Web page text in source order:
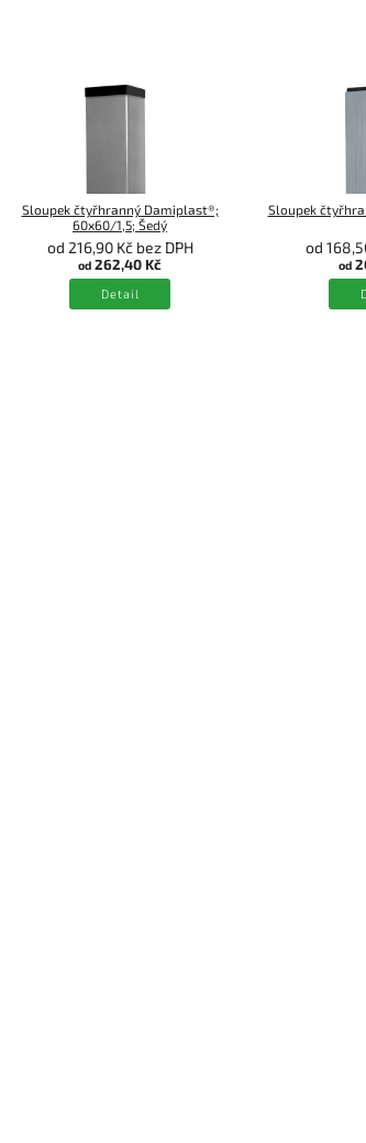
Sloupek čtyřhranný Damiplast®;
60x60/1,5; Šedý
od 216,90 Kč bez DPH
od 262,40 Kč
Detail
Sloupek
od
od